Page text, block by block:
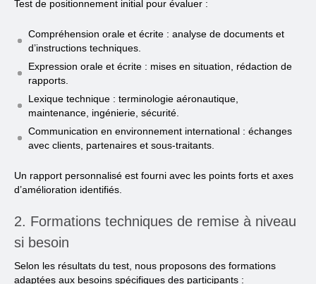
Test de positionnement initial pour évaluer :
Compréhension orale et écrite : analyse de documents et
d’instructions techniques.
Expression orale et écrite : mises en situation, rédaction de
rapports.
Lexique technique : terminologie aéronautique,
maintenance, ingénierie, sécurité.
Communication en environnement international : échanges
avec clients, partenaires et sous-traitants.
Un rapport personnalisé est fourni avec les points forts et axes
d’amélioration identifiés.
2. Formations techniques de remise à niveau
si besoin
Selon les résultats du test, nous proposons des formations
adaptées aux besoins spécifiques des participants :